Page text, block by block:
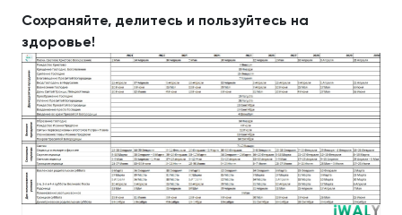
Сохраняйте, делитесь и пользуйтесь на
здоровье!